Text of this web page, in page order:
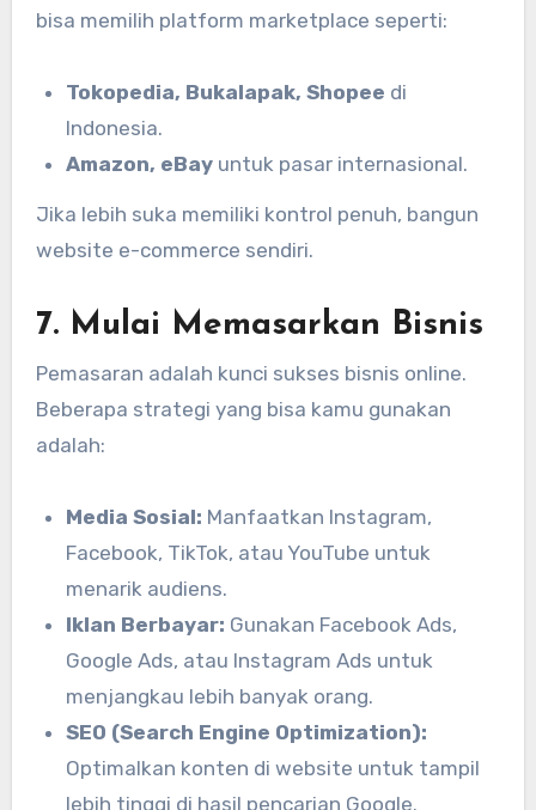
bisa memilih platform marketplace seperti:
Tokopedia, Bukalapak, Shopee di
Indonesia.
Amazon, eBay untuk pasar internasional.
Jika lebih suka memiliki kontrol penuh, bangun
website e-commerce sendiri.
7. Mulai Memasarkan Bisnis
Pemasaran adalah kunci sukses bisnis online.
Beberapa strategi yang bisa kamu gunakan
adalah:
Media Sosial: Manfaatkan Instagram,
Facebook, TikTok, atau YouTube untuk
menarik audiens.
Iklan Berbayar: Gunakan Facebook Ads,
Google Ads, atau Instagram Ads untuk
menjangkau lebih banyak orang.
SEO (Search Engine Optimization):
Optimalkan konten di website untuk tampil
lebih tinggi di hasil pencarian Google.